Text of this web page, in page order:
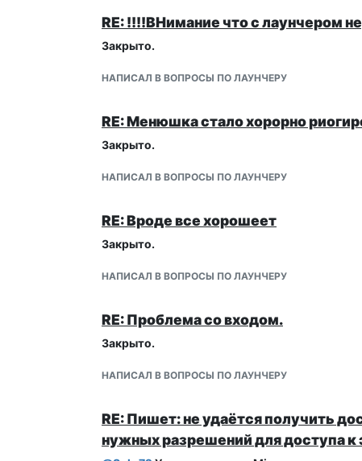
RE: !!!!ВНимание что с лаунчером
Закрыто.
НАПИСАЛ В ВОПРОСЫ ПО ЛАУНЧЕРУ
RE: Менюшка стало хорорно
Закрыто.
НАПИСАЛ В ВОПРОСЫ ПО ЛАУНЧЕРУ
RE: Вроде все хорошеет
Закрыто.
НАПИСАЛ В ВОПРОСЫ ПО ЛАУНЧЕРУ
RE: Проблема со входом.
Закрыто.
НАПИСАЛ В ВОПРОСЫ ПО ЛАУНЧЕРУ
RE: Пишет: не удаётся получить
нужных разрешений для доступа к